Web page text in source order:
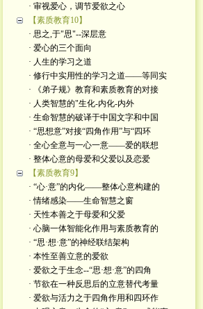
· 审视爱心，调节爱欲之心
【素质教育10】
· 思之,于"思"--深层意
· 爱心的三个面向
· 人生的学习之道
· 修行中实用性的学习之道——等同实
· 《弟子规》教育和素质教育的对接
· 人类智慧的"生化-内化-内外
· 生命智慧的破译于中国文字和中国
· “思想意”对接“四角作用”与“四环
· 全心全意与一心一意——爱的联想
· 整体心意的母爱和父爱以及恋爱
【素质教育9】
· “心·意”的内化——整体心意构建的
· 情绪感染——生命智慧之窗
· 天性本善之于母爱和父爱
· 心脑一体智能化作用与素质教育的
· “思·想·意”的神经联结架构
· 本性至善立意的爱欲
· 爱欲之于生念--“思·想·意”的四角
· 节欲在一种反思后的立意替代考量
· 爱欲与活力之于四角作用和四环作